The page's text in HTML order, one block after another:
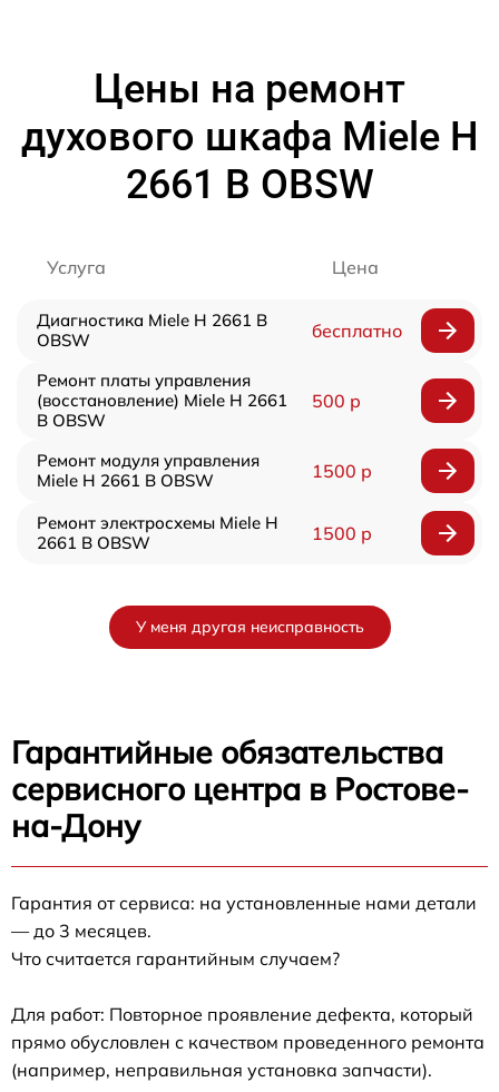
Цены на ремонт
духового шкафа Miele H
2661 B OBSW
Услуга Цена
Диагностика Miele H 2661 B
OBSW
бесплатно
Ремонт платы управления
(восстановление) Miele H 2661
B OBSW
500 р
Ремонт модуля управления
Miele H 2661 B OBSW
1500 р
Ремонт электросхемы Miele H
2661 B OBSW
1500 р
У меня другая неисправность
Гарантийные обязательства
сервисного центра в Ростове-
на-Дону
Гарантия от сервиса: на установленные нами детали
— до 3 месяцев.
Что считается гарантийным случаем?
Для работ: Повторное проявление дефекта, который
прямо обусловлен с качеством проведенного ремонта
(например, неправильная установка запчасти).